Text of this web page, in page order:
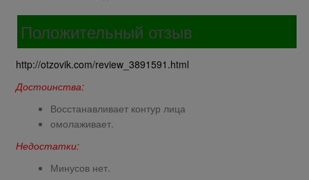
Положительный отзыв
http://otzovik.com/review_3891591.html
Достоинства:
Восстанавливает контур лица
омолаживает.
Недостатки:
Минусов нет.